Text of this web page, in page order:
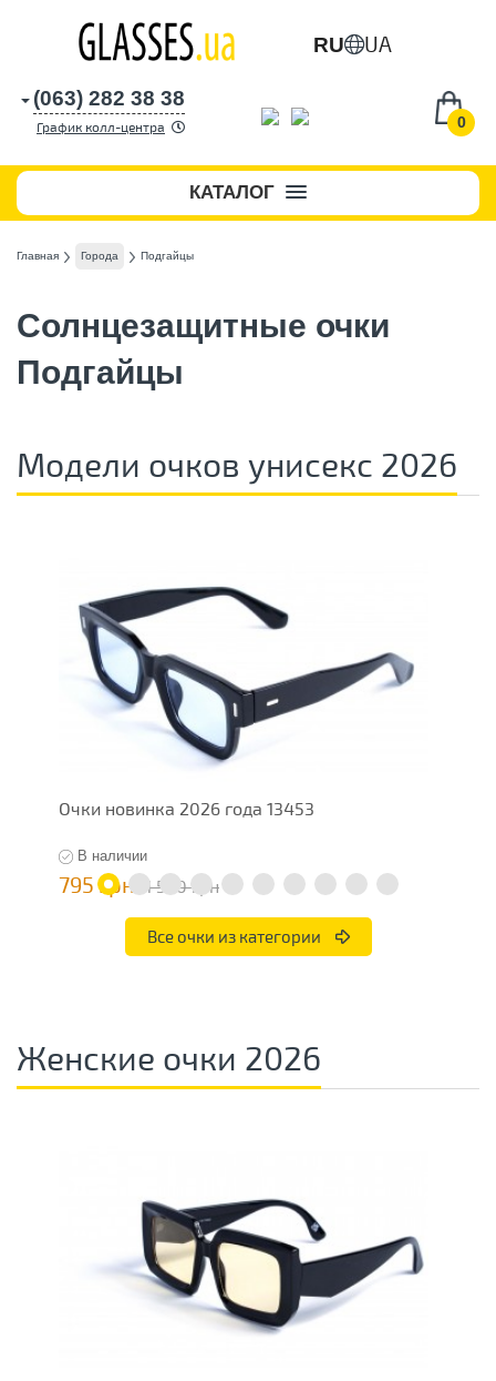
RU UA
0
(063) 282 38 38
График колл-центра
КАТАЛОГ
Главная Города Подгайцы
Солнцезащитные очки
Подгайцы
Модели очков унисекс 2026
Очки новинка 2026 года 13453
В наличии
795 грн 1 590 грн
Все очки из категории
Женские очки 2026